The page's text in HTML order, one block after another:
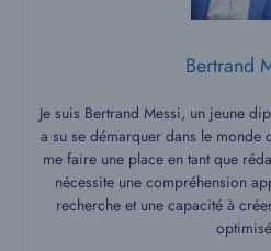
Bertrand
Je suis Bertrand Messi, un jeune
a su se démarquer dans le monde
me faire une place en tant que
nécessite une compréhension
recherche et une capacité à